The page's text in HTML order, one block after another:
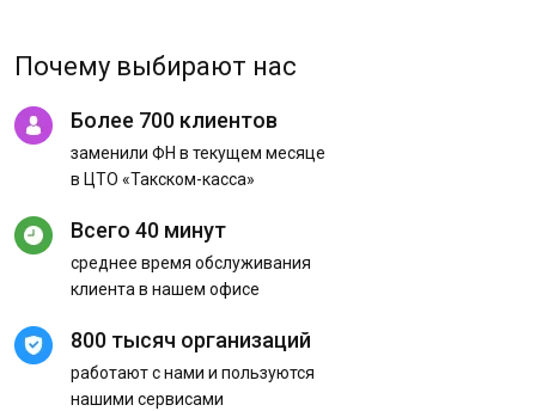
Почему выбирают нас
Более 700 клиентов
заменили ФН в текущем месяце
в ЦТО «Такском-касса»
Всего 40 минут
среднее время обслуживания
клиента в нашем офисе
800 тысяч организаций
работают с нами и пользуются
нашими сервисами